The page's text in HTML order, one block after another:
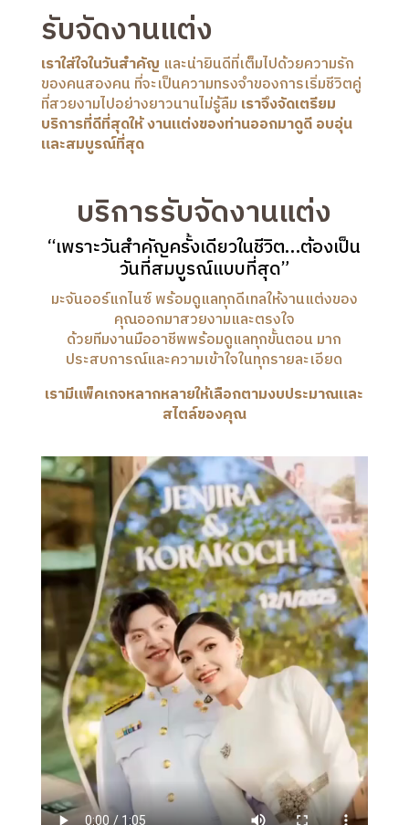
รับจัดงานแต่ง
เราใส่ใจในวันสำคัญ และน่ายินดีที่เต็มไปด้วยความรัก
ของคนสองคน ที่จะเป็นความทรงจำของการเริ่มชีวิตคู่
ที่สวยงามไปอย่างยาวนานไม่รู้ลืม เราจึงจัดเตรียม
บริการที่ดีที่สุดให้ งานแต่งของท่านออกมาดูดี อบอุ่น
และสมบูรณ์ที่สุด
บริการรับจัดงานแต่ง
“เพราะวันสำคัญครั้งเดียวในชีวิต…ต้องเป็น
วันที่สมบูรณ์แบบที่สุด”
มะจันออร์แกไนซ์ พร้อมดูแลทุกดีเทลให้งานแต่งของ
คุณออกมาสวยงามและตรงใจ
ด้วยทีมงานมืออาชีพพร้อมดูแลทุกขั้นตอน มาก
ประสบการณ์และความเข้าใจในทุกรายละเอียด
เรามีแพ็คเกจหลากหลายให้เลือกตามงบประมาณและ
สไตล์ของคุณ